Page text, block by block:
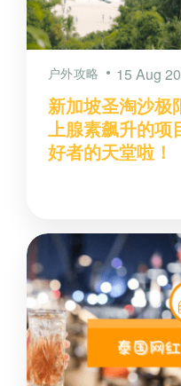
户外攻略 15 Aug
新加坡圣淘沙极
上腺素飙升的项
好者的天堂啦！